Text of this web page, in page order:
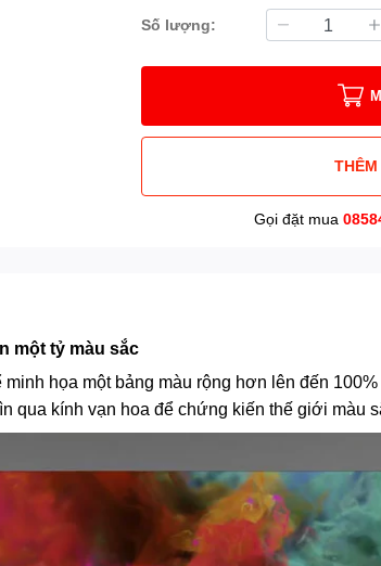
Số lượng:
Gọi đặt mua
một tỷ màu sắc
họa một bảng màu rộng hơn lên đến
qua kính vạn hoa để chứng kiến ​​thế giới màu